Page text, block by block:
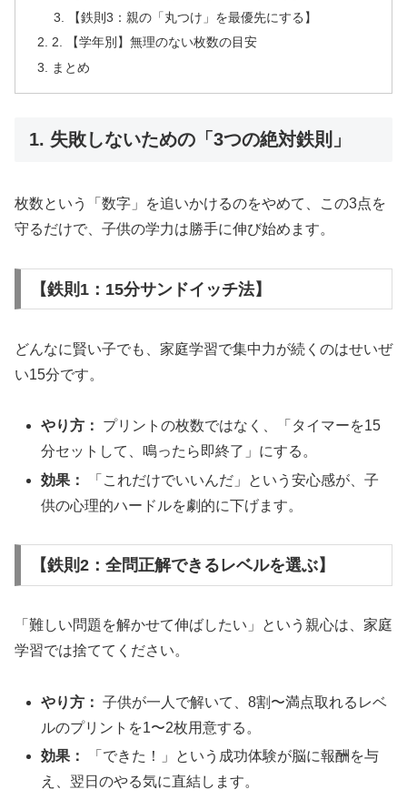
【鉄則3：親の「丸つけ」を最優先にする】
2. 【学年別】無理のない枚数の目安
まとめ
1. 失敗しないための「3つの絶対鉄則」
枚数という「数字」を追いかけるのをやめて、この3点を
守るだけで、子供の学力は勝手に伸び始めます。
【鉄則1：15分サンドイッチ法】
どんなに賢い子でも、家庭学習で集中力が続くのはせいぜ
い15分です。
やり方：
プリントの枚数ではなく、「タイマーを15
分セットして、鳴ったら即終了」にする。
効果：
「これだけでいいんだ」という安心感が、子
供の心理的ハードルを劇的に下げます。
【鉄則2：全問正解できるレベルを選ぶ】
「難しい問題を解かせて伸ばしたい」という親心は、家庭
学習では捨ててください。
やり方： 子供が一人で解いて、8割〜満点取れるレベ
ルのプリントを1〜2枚用意する。
効果：
「できた！」という成功体験が脳に報酬を与
え、翌日のやる気に直結します。